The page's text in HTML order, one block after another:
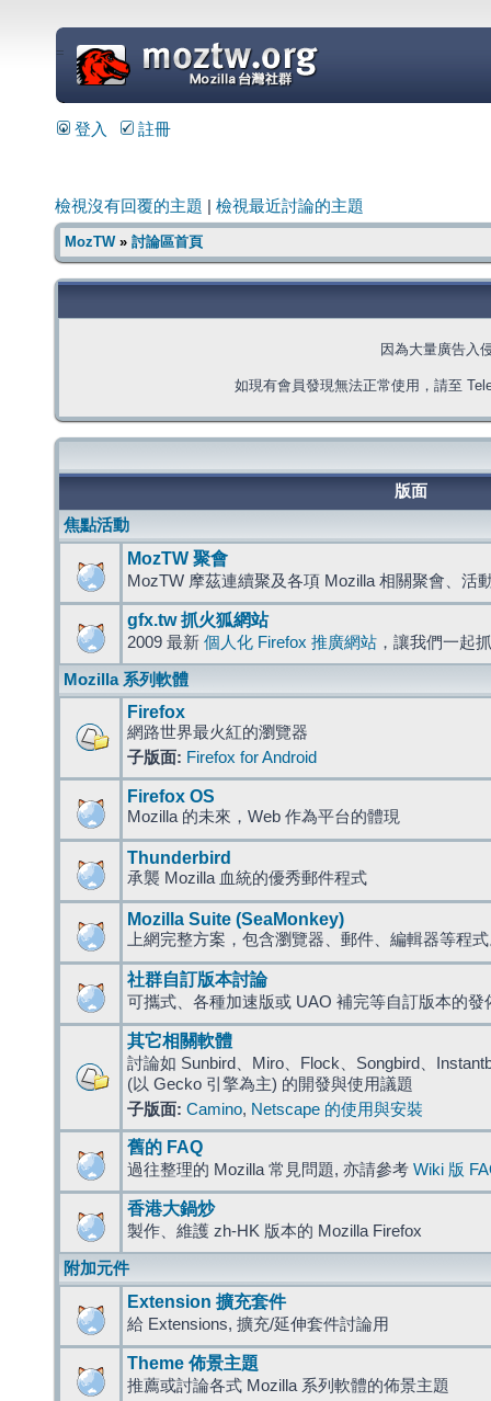
=
登入 註冊
檢視沒有回覆的主題 檢視最近討論的主題
MozTW» 討論區首頁
因為大量廣告入
如現有會員發現無法正常使用，請至
版面
焦點活動
MozTW 聚會
MozTW 摩茲連續聚及各項 Mozilla 相關聚會、活
gfx.tw 抓火狐網站
2009 最新 個人化 Firefox 推廣網站 ，讓我們一起
Mozilla 系列軟體
Firefox
網路世界最火紅的瀏覽器
子版面: Firefox for Android
Firefox OS
Mozilla 的未來，Web 作為平台的體現
Thunderbird
承襲 Mozilla 血統的優秀郵件程式
Mozilla Suite (SeaMonkey)
上網完整方案，包含瀏覽器、郵件、編輯器等程
社群自訂版本討論
可攜式、各種加速版或 UAO 補完等自訂版本的發
其它相關軟體
討論如 Sunbird、Miro、Flock、Songbird、
(以 Gecko 引擎為主) 的開發與使用議題
子版面: Camino, Netscape 的使用與安裝
舊的 FAQ
過往整理的 Mozilla 常見問題, 亦請參考 Wiki 版
香港大鍋炒
製作、維護 zh-HK 版本的 Mozilla Firefox
附加元件
Extension 擴充套件
給 Extensions, 擴充/延伸套件討論用
Theme 佈景主題
推薦或討論各式 Mozilla 系列軟體的佈景主題